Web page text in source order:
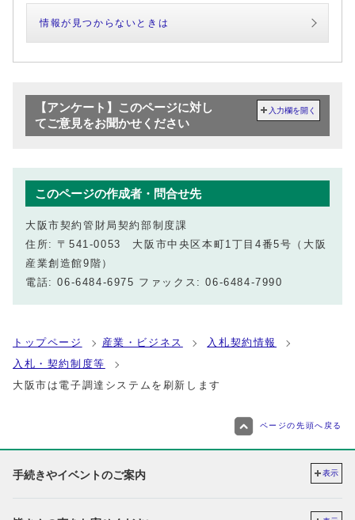
情報が見つからないときは
【アンケート】このページに対し
てご意見をお聞かせください
入力欄を開く
このページの作成者・問合せ先
大阪市契約管財局契約部制度課
住所: 〒541-0053 大阪市中央区本町1丁目4番5号（大阪
産業創造館9階）
電話: 06-6484-6975 ファックス: 06-6484-7990
トップページ 産業・ビジネス
入札契約情報
入札・契約制度等
大阪市は電子調達システムを刷新します
ページの先頭へ戻る
手続きやイベントのご案内 表示